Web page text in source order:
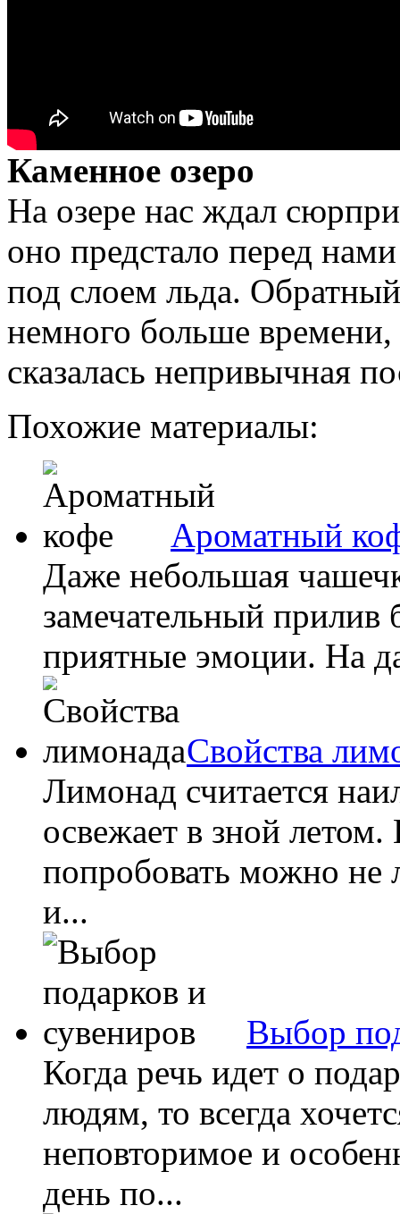
Каменное озеро
На озере нас ждал
оно предстало перед
под слоем льда.
немного больше времени,
сказалась непривычная
Похожие материалы:
Ароматный
Даже небольшая
замечательный прилив
приятные эмоции. На
Свойства
Лимонад считается
освежает в зной
попробовать можно не
и...
Выбор
Когда речь идет о
людям, то всегда
неповторимое и
день по...